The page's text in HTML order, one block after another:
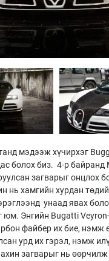
мэдээж хүчирхэг
болох биз. 4-р байранд
загварыг онцлох
нь хамгийн хурдан
унаад явах
юм. Энгийн Bugatti
файбер их бие, нэмж
урд их гэрэл, нэмж
загварыг нь өөрчилж